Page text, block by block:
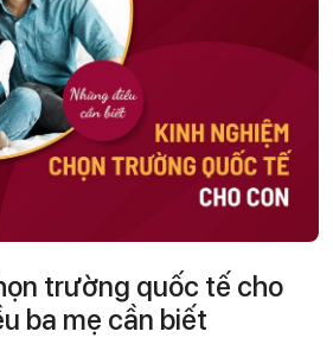
trường quốc tế cho
ba mẹ cần biết